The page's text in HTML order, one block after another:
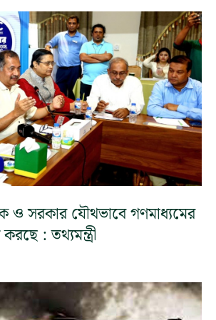
ও সরকার যৌথভাবে গণমাধ্যমের
করছে : তথ্যমন্ত্রী